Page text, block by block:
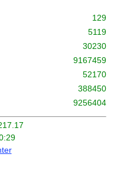
129
5119
30230
9167459
52170
388450
9256404